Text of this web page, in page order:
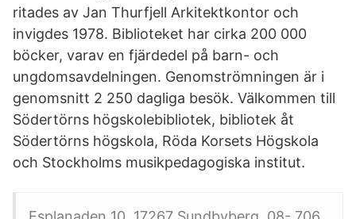
ritades av Jan Thurfjell Arkitektkontor och
invigdes 1978. Biblioteket har cirka 200 000
böcker, varav en fjärdedel på barn- och
ungdomsavdelningen. Genomströmningen är i
genomsnitt 2 250 dagliga besök. Välkommen till
Södertörns högskolebibliotek, bibliotek åt
Södertörns högskola, Röda Korsets Högskola
och Stockholms musikpedagogiska institut.